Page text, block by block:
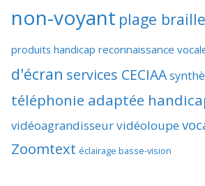
non-voyant plage braille
produits handicap reconnaissance
d'écran services CECIAA
téléphonie adaptée
vidéoagrandisseurvidéoloupe
Zoomtext éclairage basse-vision